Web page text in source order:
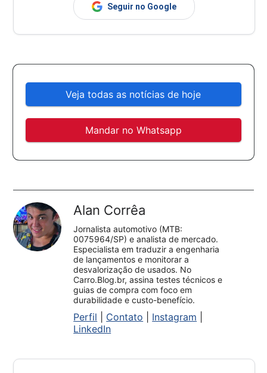
Seguir no Google
Veja todas as notícias de hoje
Mandar no Whatsapp
Alan Corrêa
Jornalista automotivo (MTB:
0075964/SP) e analista de mercado.
Especialista em traduzir a engenharia
de lançamentos e monitorar a
desvalorização de usados. No
Carro.Blog.br, assina testes técnicos e
guias de compra com foco em
durabilidade e custo-benefício.
Perfil Contato Instagram
LinkedIn